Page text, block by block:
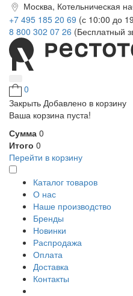
Москва, Котельническая
+7 495 185 20 69 (с 10:00 до
8 800 302 07 26 (Бесплатный
0
Закрыть Добавлено в корзину
Ваша корзина пуста!
Сумма 0
Итого 0
Перейти в корзину
Каталог товаров
О нас
Наше производство
Бренды
Новинки
Распродажа
Оплата
Доставка
Контакты